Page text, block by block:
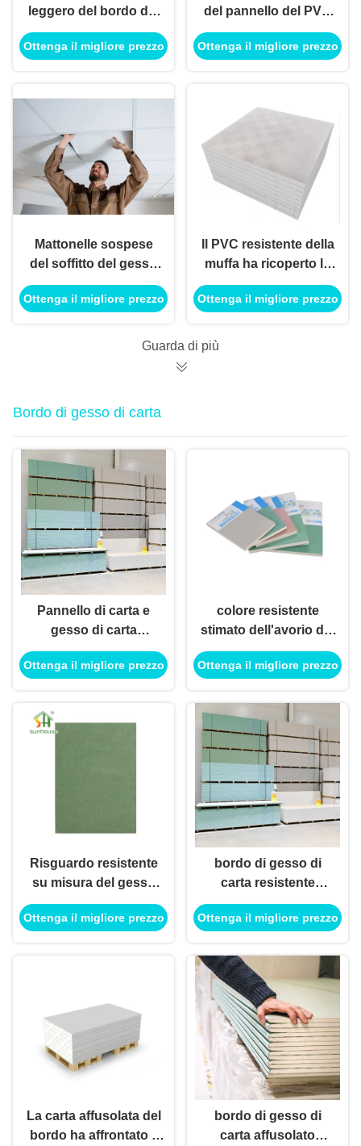
leggero del bordo del
soffitto del gesso del
PVC per la biblioteca
Ottenga il migliore prezzo
del pannello del PVC
della prova per la
decorazione interna
Ottenga il migliore prezzo
Mattonelle sospese
del soffitto del gesso
del PVC per la
decorazione
Ottenga il migliore prezzo
Il PVC resistente della
muffa ha ricoperto lo
spessore del peso
leggero 7mm delle
Ottenga il migliore prezzo
Guarda di più
Bordo di gesso di carta
Pannello di carta e
gesso di carta
impermeabile del
bordo di gesso per i
Ottenga il migliore prezzo
colore resistente
stimato dell'avorio del
bordo di gesso
dell'umidità del fuoco
dell'interno
Ottenga il migliore prezzo
Risguardo resistente
su misura del gesso
dell'umidità e del
fuoco affrontato per
Ottenga il migliore prezzo
bordo di gesso di
carta resistente
dell'acqua di 12mm
decorativo per il
Ottenga il migliore prezzo
La carta affusolata del
bordo ha affrontato il
bordo di gesso di
carta affusolato